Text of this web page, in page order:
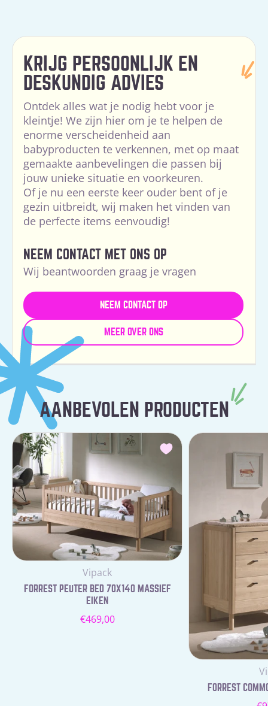
KRIJG PERSOONLIJK EN
DESKUNDIG ADVIES
Ontdek alles wat je nodig hebt voor je
kleintje! We zijn hier om je te helpen de
enorme verscheidenheid aan
babyproducten te verkennen, met op maat
gemaakte aanbevelingen die passen bij
jouw unieke situatie en voorkeuren.
Of je nu een eerste keer ouder bent of je
gezin uitbreidt, wij maken het vinden van
de perfecte items eenvoudig!
NEEM CONTACT MET ONS OP
Wij beantwoorden graag je vragen
NEEM CONTACT OP
MEER OVER ONS
AANBEVOLEN PRODUCTEN
Leverancier:
Vipack
FORREST PEUTER BED 70X140 MASSIEF
EIKEN
Normale
€469,00
FORREST